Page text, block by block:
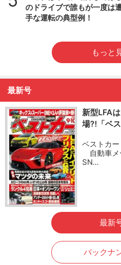
のドライブで誰もが一度は
手な運転の典型例！
もっと
最新号
新型LFA
場?!「ベ
ベストカ
自動車メ
SN…
最新
バックナ